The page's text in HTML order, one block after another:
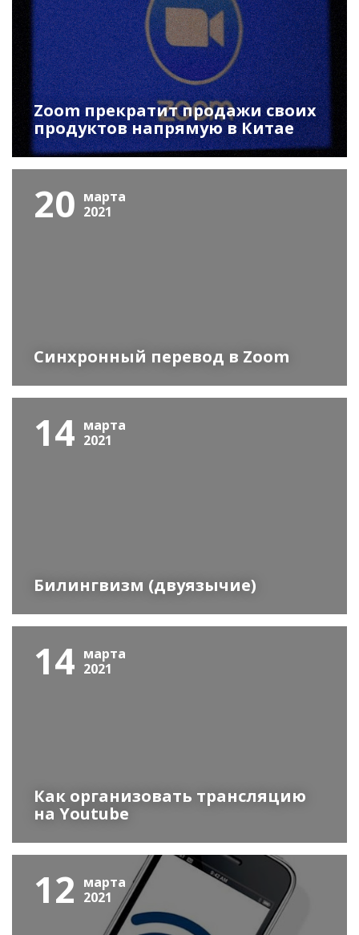
Zoom прекратит продажи своих
продуктов напрямую в Китае
20 марта
2021
Синхронный перевод в Zoom
14 марта
2021
Билингвизм (двуязычие)
14 марта
2021
Как организовать трансляцию
на Youtube
12 марта
2021